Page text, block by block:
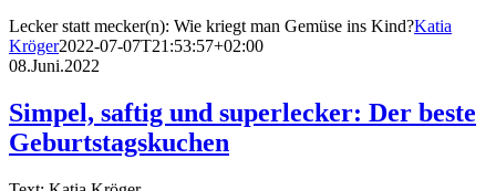
Lecker statt mecker(n): Wie kriegt man Gemüse ins Kind?Katia
Kröger2022-07-07T21:53:57+02:00
08.Juni.2022
Simpel, saftig und superlecker: Der beste
Geburtstagskuchen